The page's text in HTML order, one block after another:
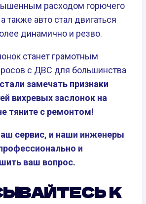
расходом горючего
также авто стал двигаться
динамично и резво.
станет грамотным
с ДВС для большинства
замечать признаки
вихревых заслонок на
тяните с ремонтом!
сервис, и наши инженеры
и
ваш вопрос.
К